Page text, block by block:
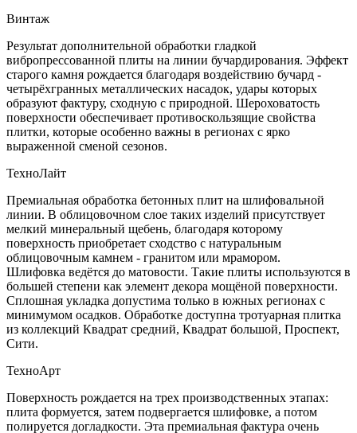
Винтаж
Результат дополнительной обработки гладкой
вибропрессованной плиты на линии бучардирования. Эффект
старого камня рождается благодаря воздействию бучард -
четырёхгранных металлических насадок, удары которых
образуют фактуру, сходную с природной. Шероховатость
поверхности обеспечивает противоскользящие свойства
плитки, которые особенно важны в регионах с ярко
выраженной сменой сезонов.
ТехноЛайт
Премиальная обработка бетонных плит на шлифовальной
линии. В облицовочном слое таких изделий присутствует
мелкий минеральный щебень, благодаря которому
поверхность приобретает сходство с натуральным
облицовочным камнем - гранитом или мрамором.
Шлифовка ведётся до матовости. Такие плиты используются в
большей степени как элемент декора мощёной поверхности.
Сплошная укладка допустима только в южных регионах с
минимумом осадков. Обработке доступна тротуарная плитка
из коллекций Квадрат средний, Квадрат большой, Проспект,
Сити.
ТехноАрт
Поверхность рождается на трех производственных этапах:
плита формуется, затем подвергается шлифовке, а потом
полируется догладкости. Эта премиальная фактура очень